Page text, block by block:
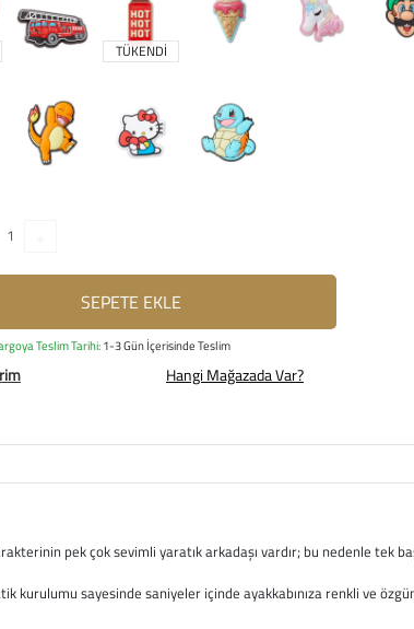
TÜKENDİ
SEPETE EKLE
Teslim Tarihi:1-3 Gün İçerisinde Teslim
Hangi Mağazada Var?
pek çok sevimli yaratık arkadaşı vardır; bu nedenle tek
kurulumu sayesinde saniyeler içinde ayakkabınıza renkli ve